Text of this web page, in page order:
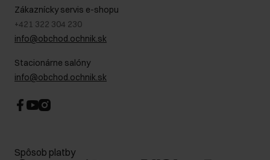
Najčastejšie kladené otázky (FAQ)
Zákaznícky servis e-shopu
+421 322 304 230
info@obchod.ochnik.sk
Stacionárne salóny
info@obchod.ochnik.sk
Spôsob platby